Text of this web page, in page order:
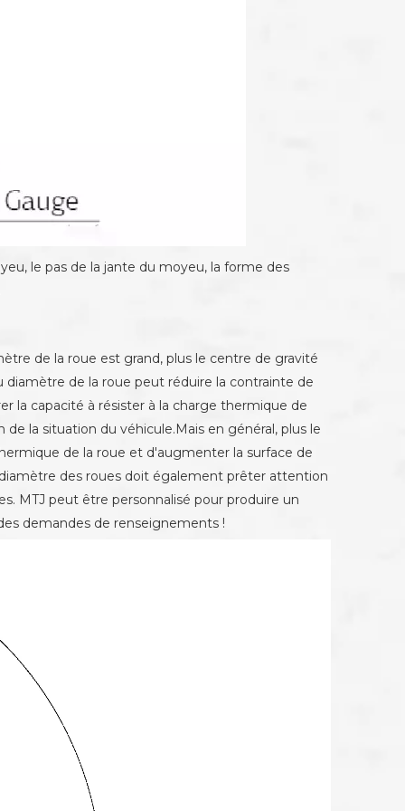
le pas de la jante du moyeu, la forme des
de la roue est grand, plus le centre de gravité
de la roue peut réduire la contrainte de
la capacité à résister à la charge thermique de
la situation du véhicule.Mais en général, plus le
de la roue et d'augmenter la surface de
des roues doit également prêter attention
MTJ peut être personnalisé pour produire un
demandes de renseignements !